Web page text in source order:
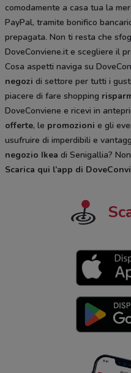
comodamente a casa tua la
PayPal, tramite bonifico
prepagata. Non ti resta che
DoveConviene.it e scegliere il
Cosa aspetti naviga su
negozi di settore per tutti i
piacere di fare shopping
DoveConviene e ricevi in
offerte, le promozioni e gli
usufruire di imperdibili e
negozio Ikea di Senigallia?
Scarica qui l’app di